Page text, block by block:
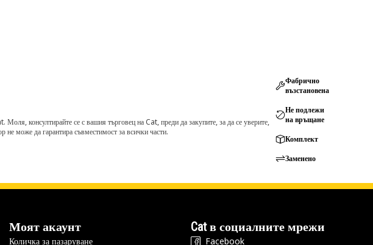
консултирайте се с вашия търговец на Cat, преди да закупите, за да се уверите,
може да гарантира съвместимост за всички части.
Фабрично
възстановена
Не подлежи
на връщане
Комплект
Заменено
Моят акаунт
Количка за пазаруване
Cat в социалните мрежи
Facebook